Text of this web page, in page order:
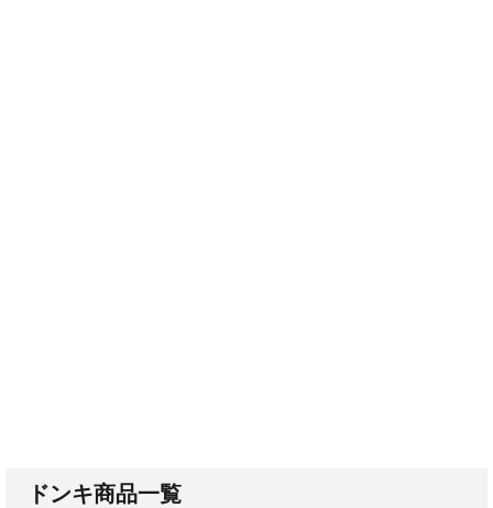
ドンキ商品一覧